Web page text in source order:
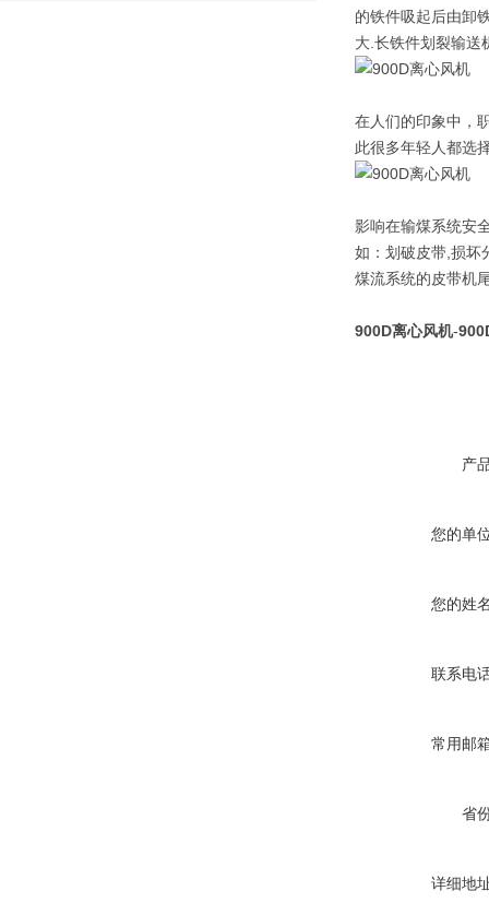
的铁件吸起后由卸
大.长铁件划裂输送
在人们的印象中，
此很多年轻人都选
影响在输煤系统安
如：划破皮带,损坏
煤流系统的皮带机
900D离心风机-
产
您的单
您的姓
联系电
常用邮
省
详细地